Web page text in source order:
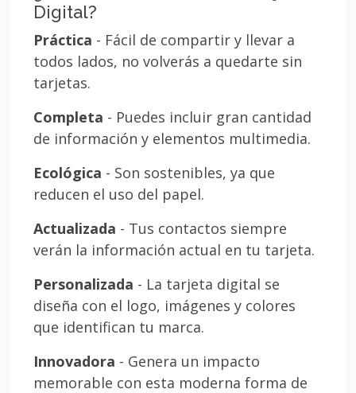
Digital?
Práctica - Fácil de compartir y llevar a
todos lados, no volverás a quedarte sin
tarjetas.
Completa - Puedes incluir gran cantidad
de información y elementos multimedia.
Ecológica - Son sostenibles, ya que
reducen el uso del papel.
Actualizada - Tus contactos siempre
verán la información actual en tu tarjeta.
Personalizada - La tarjeta digital se
diseña con el logo, imágenes y colores
que identifican tu marca.
Innovadora - Genera un impacto
memorable con esta moderna forma de